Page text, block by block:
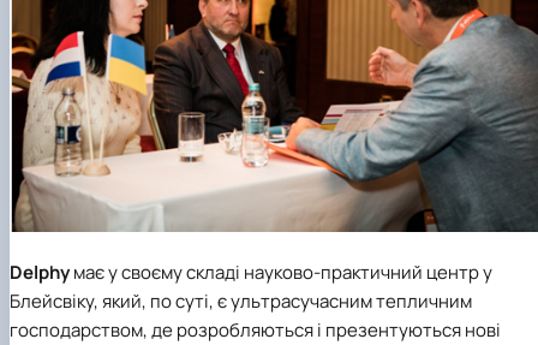
Delphyмає у своєму складі науково-практичний центр у
Блейсвіку, який, по суті, є ультрасучасним тепличним
господарством, де розробляються і презентуються нові